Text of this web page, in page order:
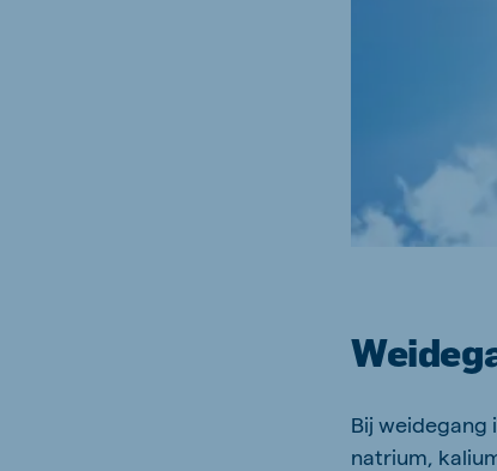
Bij weidegang
natrium,